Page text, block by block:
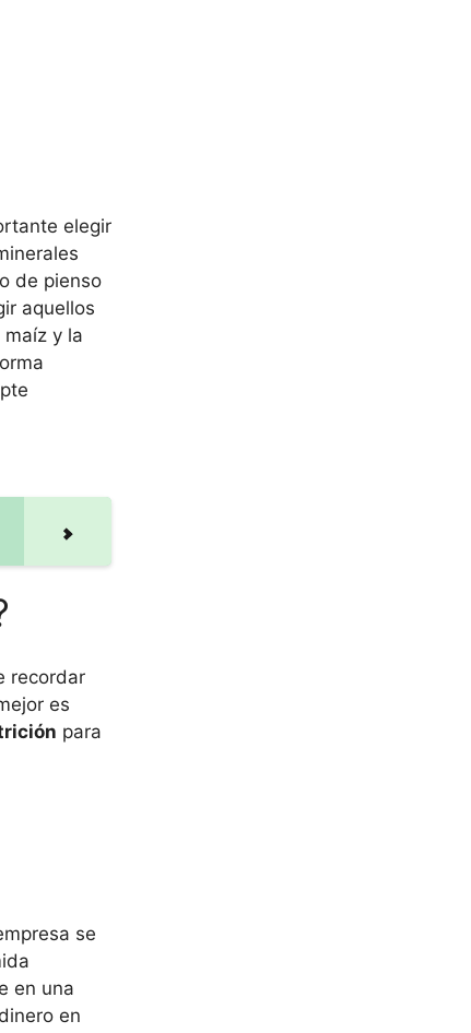
elegir
de pienso
aquellos
y la
recordar
es
para
se
en una
en